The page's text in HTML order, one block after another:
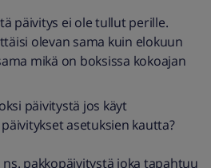
päivitys ei ole tullut perille.
olevan sama kuin elokuun
mikä on boksissa kokoajan
päivitystä jos käyt
asetuksien kautta?
pakkopäivitystä joka tapahtuu